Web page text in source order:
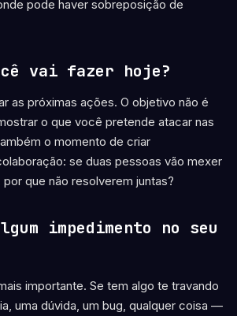
pode haver sobreposição de
vai fazer hoje?
as próximas ações. O objetivo não é
o que você pretende atacar nas
o momento de criar
se duas pessoas vão mexer
que não resolverem juntas?
impedimento no seu
importante. Se tem algo te travando
uma dúvida, um bug, qualquer coisa —